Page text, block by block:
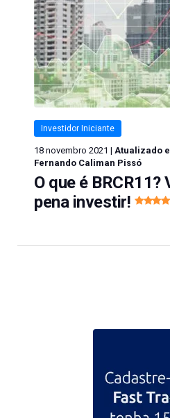
Investidor Iniciante
18 novembro 2021 | Atualizado
Fernando Caliman Pissó
O que é BRCR11?
pena investir!